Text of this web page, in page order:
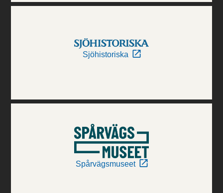
Sjöhistoriska
Spårvägsmuseet